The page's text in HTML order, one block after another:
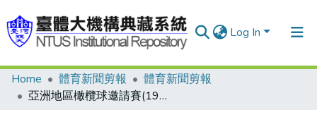
Log In
Communities & Collections
Home 體育新聞剪報
體育新聞剪報
亞洲地區橄欖球邀請賽(1992年) 知彼知己 大陸橄欖球運動伸出觸角 日本啟蒙 香港支援辦比賽、講習 如今已有11支球隊 預計年底成立橄欖球協會